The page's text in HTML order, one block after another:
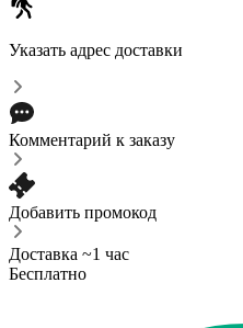
Указать адрес доставки
Комментарий к заказу
Добавить промокод
Доставка ~1 час
Бесплатно